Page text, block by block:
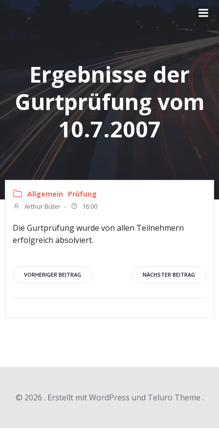
Zum
springen
Ergebnisse der
Gurtprüfung vom
10.7.2007
Allgemein Prüfung
Arthur Büter - 16:00
Die Gurtprüfung wurde von allen Teilnehmern
erfolgreich absolviert.
Beitragsnavigation
VORHERIGER BEITRAG NÄCHSTER BEITRAG
© 2026 . Erstellt mit WordPress und Teluro Theme .